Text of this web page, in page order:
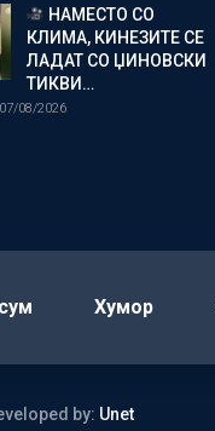
НАМЕСТО СО
КЛИМА, КИНЕЗИТЕ СЕ
ЛАДАТ СО ЏИНОВСКИ
ТИКВИ…
07/08/2026
Хумор
by: Unet